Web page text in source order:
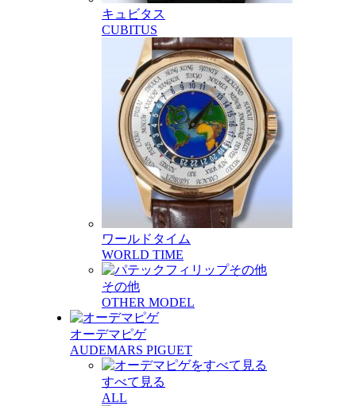
キュビタス
CUBITUS
ワールドタイム
WORLD TIME
その他
OTHER MODEL
オーデマピゲ
AUDEMARS PIGUET
すべて見る
ALL